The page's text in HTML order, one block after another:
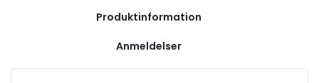
Produktinformation
Anmeldelser